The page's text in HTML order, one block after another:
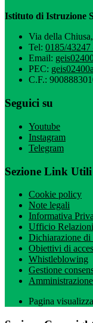
Istituto di Istruzione
Via della
Tel: 0185/
Email:
PEC:
C.F.:
Seguici su
Youtube
Instagram
Telegram
Sezione Link Utili
Cookie policy
Note legali
Informativa
Ufficio
Dichiarazione di
Obiettivi di
Whistleblowing
Gestione
Pagina